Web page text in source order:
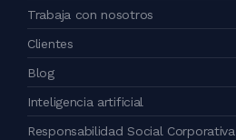
Trabaja con nosotros
Clientes
Blog
Inteligencia artificial
Responsabilidad Social Corporativa